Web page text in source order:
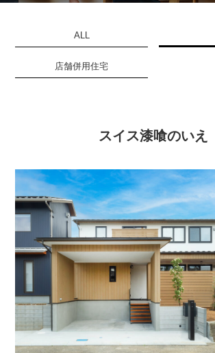
ALL
店舗併用住宅
スイス漆喰のいえ